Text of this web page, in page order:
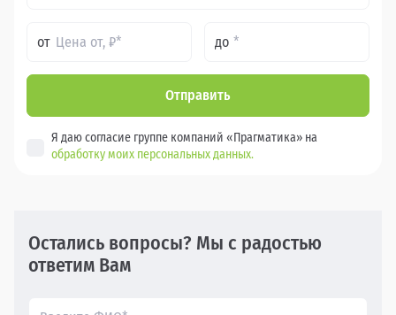
от до
Отправить
Я даю согласие группе компаний «Прагматика» на
обработку моих персональных данных.
Остались вопросы? Мы с радостью
ответим Вам